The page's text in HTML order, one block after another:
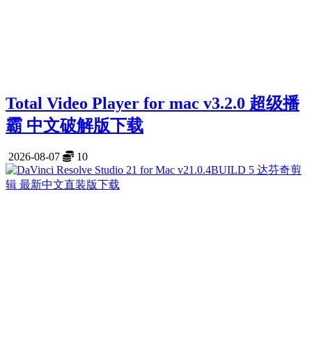
Total Video Player for mac v3.2.0 超级播
霸 中文破解版下载
2026-08-07 10